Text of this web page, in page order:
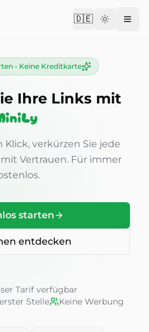
🇩🇪Change
• Keine Kreditkarte
Ihre Links mit
Klick, verkürzen Sie jede
Vertrauen. Für immer
starten
entdecken
Tarif verfügbar
Stelle
Keine Werbung